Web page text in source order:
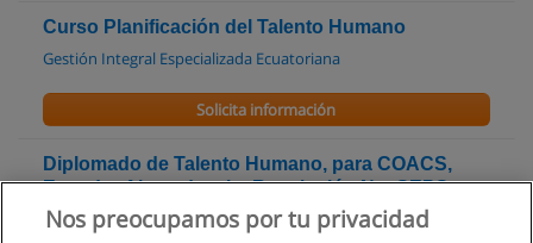
Curso Planificación del Talento Humano
Gestión Integral Especializada Ecuatoriana
Solicita información
Diplomado de Talento Humano, para COACS,
Ecuador Ajustado a la: Resolución No. SEPS-
0144-2025
Nos preocupamos por tu privacidad